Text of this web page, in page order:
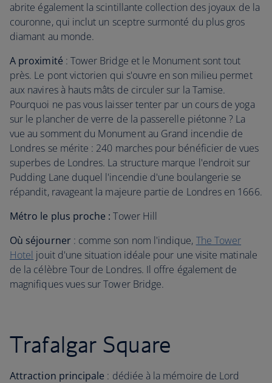
abrite également la scintillante collection des joyaux de la
couronne, qui inclut un sceptre surmonté du plus gros
diamant au monde.
A proximité : Tower Bridge et le Monument sont tout
près. Le pont victorien qui s'ouvre en son milieu permet
aux navires à hauts mâts de circuler sur la Tamise.
Pourquoi ne pas vous laisser tenter par un cours de yoga
sur le plancher de verre de la passerelle piétonne ? La
vue au somment du Monument au Grand incendie de
Londres se mérite : 240 marches pour bénéficier de vues
superbes de Londres. La structure marque l'endroit sur
Pudding Lane duquel l'incendie d'une boulangerie se
répandit, ravageant la majeure partie de Londres en 1666.
Métro le plus proche :Tower Hill
Où séjourner: comme son nom l'indique, The Tower
Hotel jouit d'une situation idéale pour une visite matinale
de la célèbre Tour de Londres. Il offre également de
magnifiques vues sur Tower Bridge.
Trafalgar Square
Attraction principale : dédiée à la mémoire de Lord